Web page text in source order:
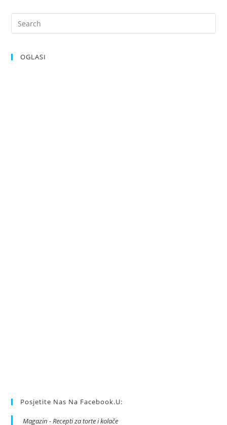
OGLASI
Posjetite Nas Na Facebook.u:
Magazin - Recepti za torte i kolače